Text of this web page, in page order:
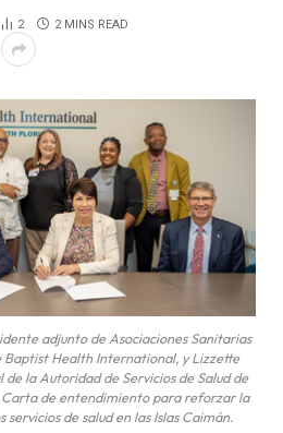
2 2 MINS READ
adjunto de Asociaciones Sanitarias
Baptist Health International, y Lizzette
la Autoridad de Servicios de Salud de
Carta de entendimiento para reforzar la
de salud en las Islas Caimán.